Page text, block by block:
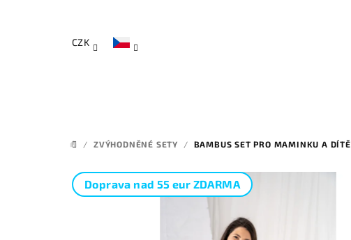
CZK
DOMŮ
/ ZVÝHODNĚNÉ SETY / BAMBUS SET PRO MAMINKU A
Doprava nad 55 eur ZDARMA